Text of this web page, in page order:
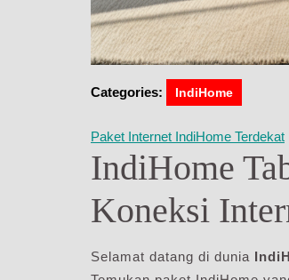
Categories: IndiHome
Paket Internet IndiHome Terdekat
IndiHome
Koneksi
Selamat datang di dunia